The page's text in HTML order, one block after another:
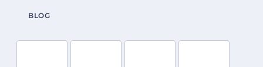
BLOG